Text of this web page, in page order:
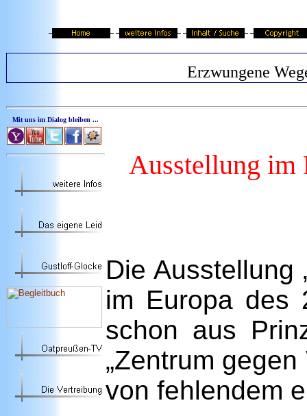
Erzwungene
Mit uns im Dialog bleiben ...
Ausstellung im
Die Ausstellung
im Europa des
schon aus
„Zentrum
von fehlendem